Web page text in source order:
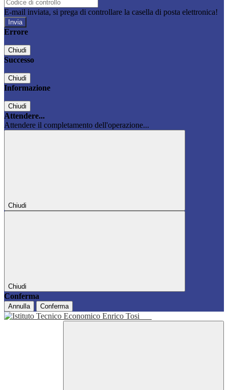
E-mail inviata, si prega di controllare la casella di posta elettronica!
Errore
Chiudi
Successo
Chiudi
Informazione
Chiudi
Attendere...
Attendere il completamento dell'operazione...
Chiudi
Chiudi
Conferma
Annulla Conferma